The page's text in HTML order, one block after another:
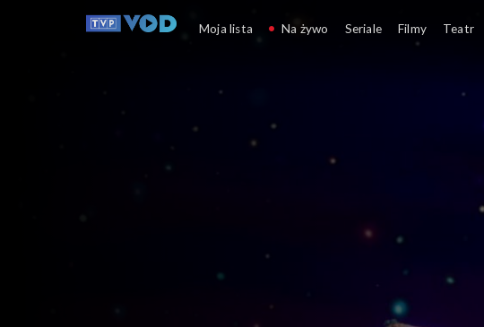
Moja lista Na żywo Seriale Filmy Teatr